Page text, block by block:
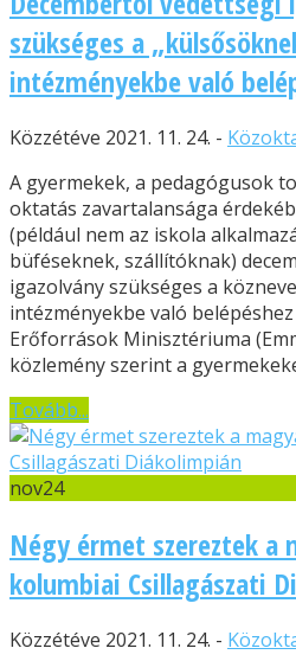
szükséges a
intézményekbe való
Közzétéve 2021. 11. 24. -
A gyermekek, a pedagógusok
oktatás zavartalansága
(például nem az iskola
büféseknek, szállítóknak)
igazolvány szükséges a
intézményekbe való
Erőforrások Minisztériuma
közlemény szerint a
Tovább...
nov24
Négy érmet szereztek a
kolumbiai Csillagászati
Közzétéve 2021. 11. 24. -